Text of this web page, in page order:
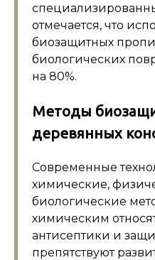
отмечается, что
биозащитных
биологических
на 80%.
Методы
деревянных
Современные
химические,
биологические
химическим
антисептики и
препятствуют